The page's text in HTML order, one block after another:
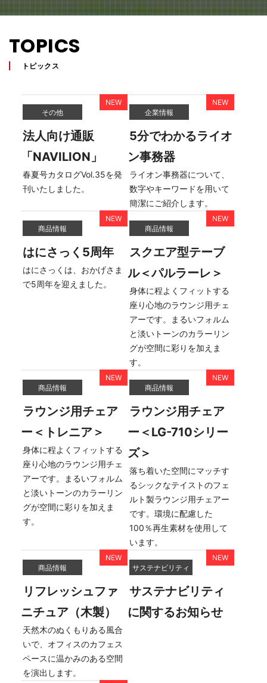
TOPICS
トピックス
その他
法人向け通販
「NAVILION」
春夏号カタログVol.35を発
刊いたしました。
企業情報
5分でわかるライオ
ン事務器
ライオン事務器について、
数字やキーワードを用いて
簡潔にご紹介します。
商品情報
はにさっく5周年
はにさっくは、おかげさま
で5周年を迎えました。
商品情報
スクエア型テーブ
ル＜パルラーレ＞
身体に程よくフィットする
座り心地のラウンジ用チェ
アーです。まるいフォルム
と淡いトーンのカラーリン
グが空間に彩りを加えま
す。
商品情報
ラウンジ用チェア
ー＜トレニア＞
身体に程よくフィットする
座り心地のラウンジ用チェ
アーです。まるいフォルム
と淡いトーンのカラーリン
グが空間に彩りを加えま
す。
商品情報
ラウンジ用チェア
ー＜LG-710シリー
ズ＞
落ち着いた空間にマッチす
るシックなテイストのフェ
ルト製ラウンジ用チェアー
です。環境に配慮した
100％再生素材を使用して
います。
商品情報
リフレッシュファ
ニチュア（木製）
天然木のぬくもりある風合
いで、オフィスのカフェス
ペースに温かみのある空間
を演出します。
サステナビリティ
サステナビリティ
に関するお知らせ